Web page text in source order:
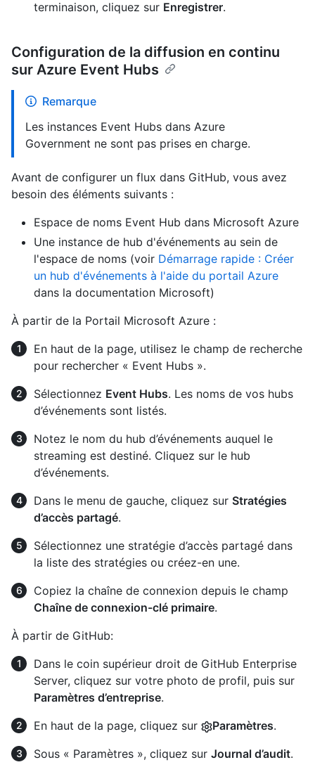
terminaison, cliquez sur Enregistrer.
Configuration de la diffusion en continu
sur Azure Event Hubs
Remarque
Les instances Event Hubs dans Azure
Government ne sont pas prises en charge.
Avant de configurer un flux dans GitHub, vous avez
besoin des éléments suivants :
Espace de noms Event Hub dans Microsoft Azure
Une instance de hub d'événements au sein de
l'espace de noms (voir Démarrage rapide : Créer
un hub d'événements à l'aide du portail Azure
dans la documentation Microsoft)
À partir de la Portail Microsoft Azure :
En haut de la page, utilisez le champ de recherche
pour rechercher « Event Hubs ».
Sélectionnez Event Hubs. Les noms de vos hubs
d’événements sont listés.
Notez le nom du hub d’événements auquel le
streaming est destiné. Cliquez sur le hub
d’événements.
Dans le menu de gauche, cliquez sur Stratégies
d’accès partagé.
Sélectionnez une stratégie d’accès partagé dans
la liste des stratégies ou créez-en une.
Copiez la chaîne de connexion depuis le champ
Chaîne de connexion-clé primaire.
À partir de GitHub:
Dans le coin supérieur droit de GitHub Enterprise
Server, cliquez sur votre photo de profil, puis sur
Paramètres d’entreprise.
En haut de la page, cliquez sur
Paramètres.
Sous « Paramètres », cliquez sur Journal d’audit.